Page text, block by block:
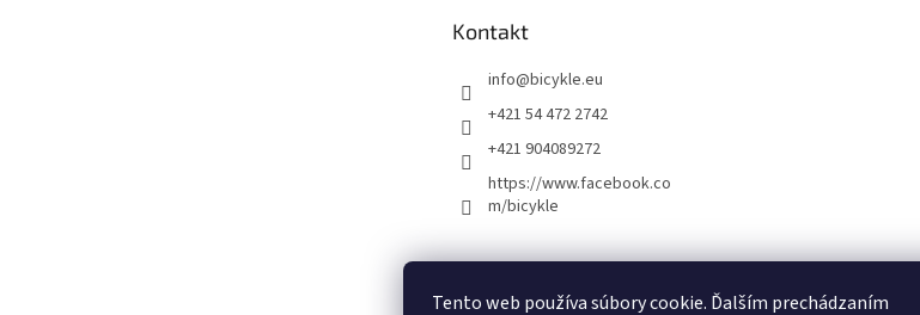
Tento web používa súbory cookie. Ďalším prechádzaním
Kontakt
info@bicykle.eu
+421 54 472 2742
+421 904089272
https://www.facebook.co
m/bicykle